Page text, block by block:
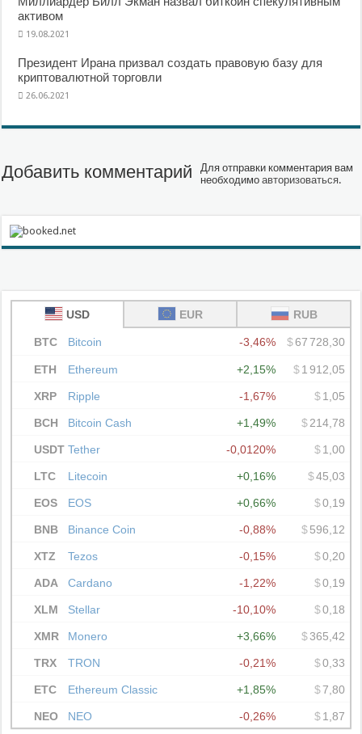
активом
19.08.2021
Президент Ирана призвал создать правовую базу для
криптовалютной торговли
26.06.2021
Добавить комментарий
Для отправки комментария вам
необходимоавторизоваться.